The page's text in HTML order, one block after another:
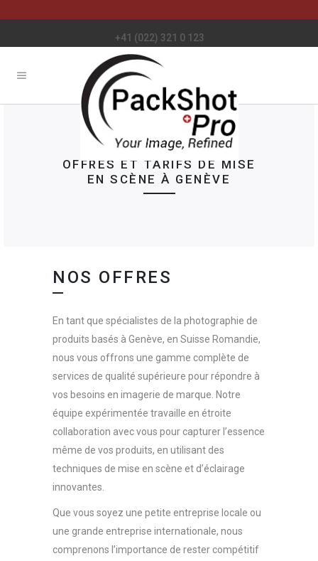
+41 (022) 321 0 123
OFFRES ET TARIFS DE MISE
EN SCÈNE À GENÈVE
NOS OFFRES
En tant que spécialistes de la photographie de
produits basés à Genève, en Suisse Romandie,
nous vous offrons une gamme complète de
services de qualité supérieure pour répondre à
vos besoins en imagerie de marque. Notre
équipe expérimentée travaille en étroite
collaboration avec vous pour capturer l’essence
même de vos produits, en utilisant des
techniques de mise en scène et d’éclairage
innovantes.
Que vous soyez une petite entreprise locale ou
une grande entreprise internationale, nous
comprenons l’importance de rester compétitif